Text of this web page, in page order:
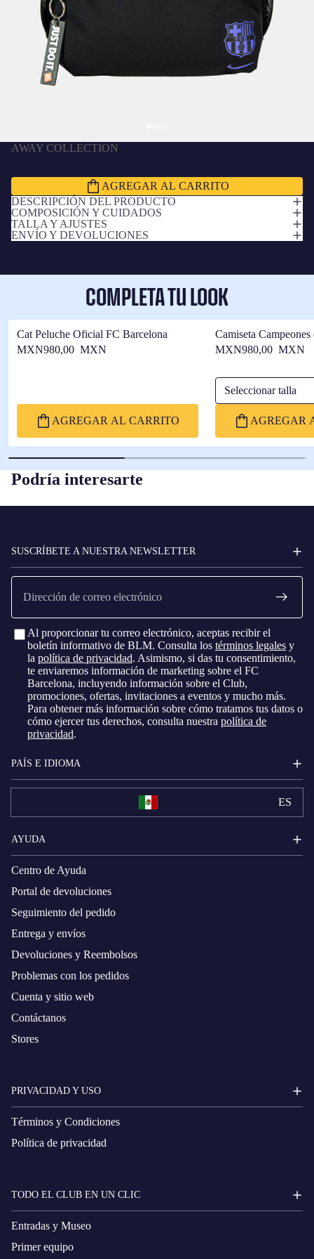
AWAY COLLECTION
Barcelona x Kobe Bryant
$ 860.00 MXN
AGREGAR AL CARRITO
DESCRIPCIÓN DEL PRODUCTO
COMPOSICIÓN Y CUIDADOS
TALLA Y AJUSTES
ENVÍO Y DEVOLUCIONES
COMPLETA TU LOOK
Cat Peluche Oficial FC Barcelona
MXN980,00 MXN
AGREGAR AL CARRITO
Camiseta
Barça
MXN980,00 MXN
Seleccionar talla
AGREGAR
Podría interesarte
SUSCRÍBETE A NUESTRA NEWSLETTER
Correo
electrónico
Al proporcionar tu correo electrónico, aceptas recibir el
boletín informativo de BLM. Consulta los términos legales y
la política de privacidad. Asimismo, si das tu consentimiento,
te enviaremos información de marketing sobre el FC
Barcelona, ​​incluyendo información sobre el Club,
promociones, ofertas, invitaciones a eventos y mucho más.
Para obtener más información sobre cómo tratamos tus datos o
cómo ejercer tus derechos, consulta nuestra política de
privacidad.
PAÍS E IDIOMA
ES
AYUDA
Centro de Ayuda
Portal de devoluciones
Seguimiento del pedido
Entrega y envíos
Devoluciones y Reembolsos
Problemas con los pedidos
Cuenta y sitio web
Contáctanos
Stores
PRIVACIDAD Y USO
Términos y Condiciones
Política de privacidad
TODO EL CLUB EN UN CLIC
Entradas y Museo
Primer equipo